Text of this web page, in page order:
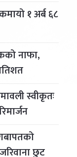
१ अर्ब ६८
नाफा,
स्वीकृतः
छुट